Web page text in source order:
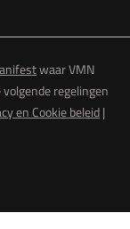
waar VMN
regelingen
en Cookie beleid|